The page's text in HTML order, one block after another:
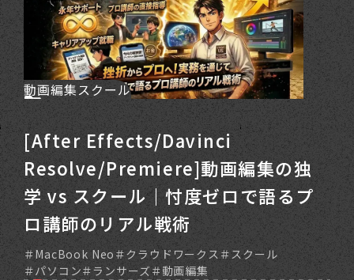
動画編集スクール
[After Effects/Davinci
Resolve/Premiere]動画編集の独
学 vs スクール｜忖度ゼロで語るプ
ロ講師のリアル戦術
MacBook Neo クラウドワークス
スクール
パソコン
ランサーズ
動画編集